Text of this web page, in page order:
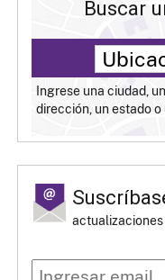
Buscar
Ingrese una ciudad,
dirección, un estado
actualizaciones